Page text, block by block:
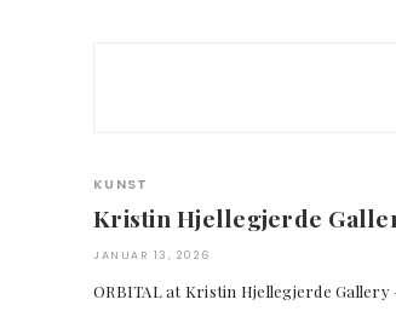
KUNST
Kristin Hjellegjerde
JANUAR 13, 2026
ORBITAL at Kristin Hjellegjerde